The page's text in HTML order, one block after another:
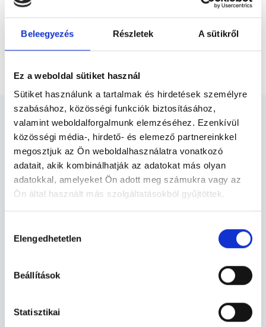
Beleegyezés Részletek A sütikről
Ez a weboldal sütiket használ
Sütiket használunk a tartalmak és hirdetések személyre
szabásához, közösségi funkciók biztosításához,
valamint weboldalforgalmunk elemzéséhez. Ezenkívül
közösségi média-, hirdető- és elemező partnereinkkel
megosztjuk az Ön weboldalhasználatra vonatkozó
adatait, akik kombinálhatják az adatokat más olyan
adatokkal, amelyeket Ön adott meg számukra vagy az
Ön által használt más szolgáltatásokból gyűjtöttek.
szabályzat:https://foglaljorvost.hu/info/foglaljorvost-
kiválasztása
Elengedhetetlen
Beállítások
Statisztikai
felelősségét kizárja esetleges névazonosságért bármely szakorvos
és szakorvosjelölt esetén.
Urológus - Urológia
Urológia TERÜLETHEZ KAPCSOLÓDÓ